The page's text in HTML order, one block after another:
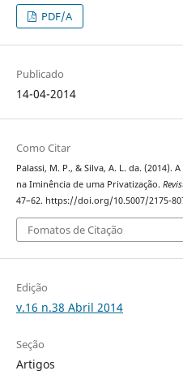
PDF/A
Publicado
14-04-2014
Como Citar
Palassi, M. P., & Silva, A. L. da. (2014).
na Iminência de uma Privatização.
47–62. https://doi.org/10.5007/2175-
Fomatos de Citação
Edição
v.16 n.38 Abril 2014
Seção
Artigos